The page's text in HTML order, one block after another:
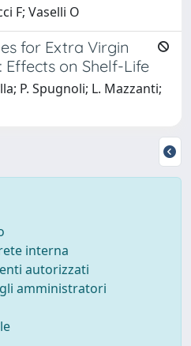
F; Vaselli O
for Extra Virgin
Effects on Shelf-Life
P. Spugnoli; L. Mazzanti;
interna
autorizzati
amministratori